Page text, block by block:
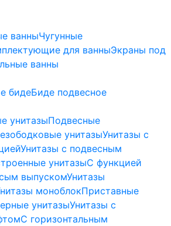
ванныЧугунные
для ванныЭкраны под
ванны
бидеБиде пoдвеснoе
унитазыПодвесные
унитазыУнитазы с
Унитазы с подвесным
унитазыС функцией
выпускомУнитазы
моноблокПриставные
унитазыУнитазы с
C горизонтальным